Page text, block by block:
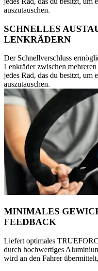
auszutauschen.
SCHNELLES
LENKRÄDERN
Der Schnellverschluss
Lenkräder zwischen
jedes Rad, das du besitzt, um
auszutauschen.
MINIMALES
FEEDBACK
Liefert optimales
durch hochwertiges
wird an den Fahrer